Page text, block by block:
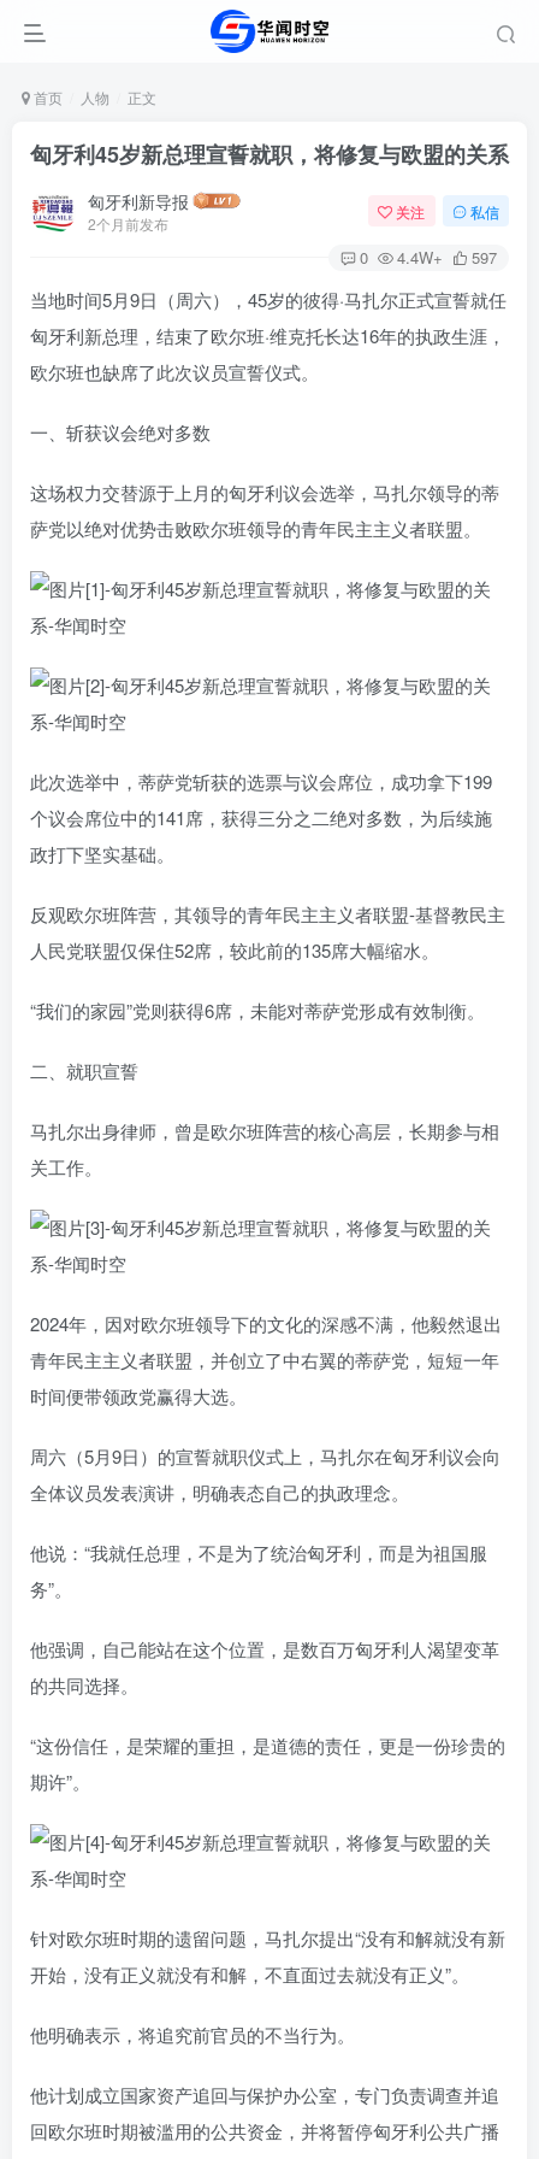
首页 人物 正文
匈牙利45岁新总理宣誓就职，将修复与欧盟的关系
匈牙利新导报
2个月前发布
关注 私信
0 4.4W+ 597
当地时间5月9日（周六），45岁的彼得·马扎尔正式宣誓就任
匈牙利新总理，结束了欧尔班·维克托长达16年的执政生涯，
欧尔班也缺席了此次议员宣誓仪式。
一、斩获议会绝对多数
这场权力交替源于上月的匈牙利议会选举，马扎尔领导的蒂
萨党以绝对优势击败欧尔班领导的青年民主主义者联盟。
此次选举中，蒂萨党斩获的选票与议会席位，成功拿下199
个议会席位中的141席，获得三分之二绝对多数，为后续施
政打下坚实基础。
反观欧尔班阵营，其领导的青年民主主义者联盟-基督教民主
人民党联盟仅保住52席，较此前的135席大幅缩水。
“我们的家园”党则获得6席，未能对蒂萨党形成有效制衡。
二、就职宣誓
马扎尔出身律师，曾是欧尔班阵营的核心高层，长期参与相
关工作。
2024年，因对欧尔班领导下的文化的深感不满，他毅然退出
青年民主主义者联盟，并创立了中右翼的蒂萨党，短短一年
时间便带领政党赢得大选。
周六（5月9日）的宣誓就职仪式上，马扎尔在匈牙利议会向
全体议员发表演讲，明确表态自己的执政理念。
他说：“我就任总理，不是为了统治匈牙利，而是为祖国服
务”。
他强调，自己能站在这个位置，是数百万匈牙利人渴望变革
的共同选择。
“这份信任，是荣耀的重担，是道德的责任，更是一份珍贵的
期许”。
针对欧尔班时期的遗留问题，马扎尔提出“没有和解就没有新
开始，没有正义就没有和解，不直面过去就没有正义”。
他明确表示，将追究前官员的不当行为。
他计划成立国家资产追回与保护办公室，专门负责调查并追
回欧尔班时期被滥用的公共资金，并将暂停匈牙利公共广播